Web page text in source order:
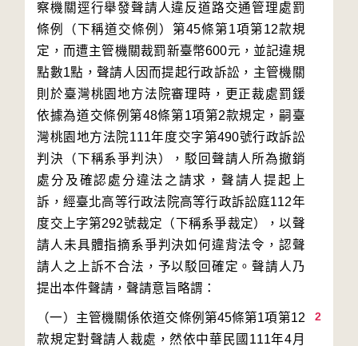
察機關逕行舉發聲請人違反道路交通管理處罰
條例（下稱道交條例）第45條第1項第12款規
定，而遭主管機關裁罰新臺幣600元，並記違規
點數1點，聲請人因而提起行政訴訟，主管機關
則於臺灣桃園地方法院審理時，更正裁處罰鍰
依據為道交條例第48條第1項第2款規定，嗣臺
灣桃園地方法院111年度交字第490號行政訴訟
判決（下稱系爭判決），駁回聲請人所為撤銷
處分及確認處分違法之請求，聲請人提起上
訴，經臺北高等行政法院高等行政訴訟庭112年
度交上字第292號裁定（下稱系爭裁定），以聲
請人未具體指摘系爭判決如何違背法令，認聲
請人之上訴不合法，予以駁回確定。聲請人乃
2
（一）主管機關係依道交條例第45條第1項第12
款規定對聲請人裁處，然依中華民國111年4月